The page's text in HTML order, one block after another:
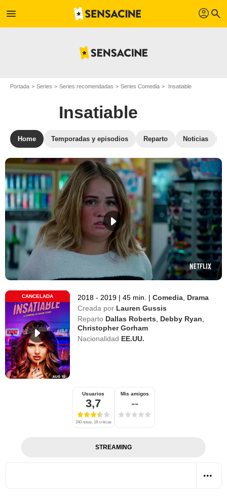
menu profil search
Portada Series Series recomendadas Series Comedia Insatiable
Insatiable
Home Temporadas y episodios Reparto Noticias
CANCELADA 2018 - 2019 | 45 min. | Comedia Drama
Creada por Lauren Gussis
Reparto Dallas Roberts Debby Ryan
Christopher Gorham
Nacionalidad EE.UU.
Usuarios
3,7
240 notas, 18 críticas
Mis amigos
--
STREAMING